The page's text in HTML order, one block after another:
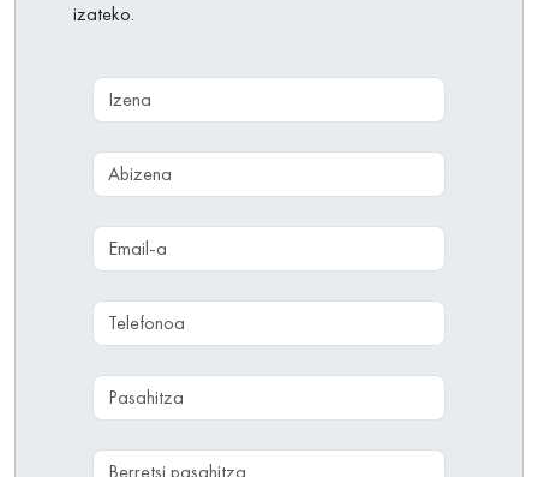
izateko.
Izena
Abizena
Email-a
Telefonoa
Pasahitza
Berretsi pasahitza